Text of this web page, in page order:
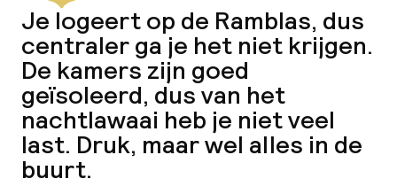
Je logeert op de Ramblas, dus
centraler ga je het niet krijgen.
De kamers zijn goed
geïsoleerd, dus van het
nachtlawaai heb je niet veel
last. Druk, maar wel alles in de
buurt.